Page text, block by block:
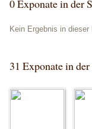
0 Exponate in der
Kein Ergebnis in dieser
31 Exponate in